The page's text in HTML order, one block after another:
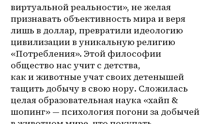
виртуальной реальности», не желая
признавать объективность мира и веря
лишь в доллар, превратили идеологию
цивилизации в уникальную религию
«Потребления». Этой философии
общество нас учит с детства,
как и животные учат своих детенышей
тащить добычу в свою нору. Сложилась
целая образовательная наука «хайп &
шопинг» — психология погони за добычей